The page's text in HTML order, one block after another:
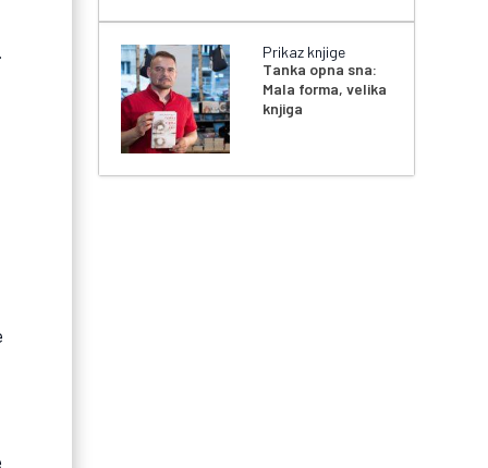
Prikaz knjige
Tanka opna sna:
Mala forma, velika
knjiga